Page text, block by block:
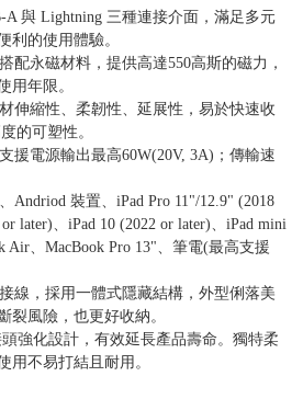
A 與 Lightning 三種連接介面，滿足多元
利的使用體驗。
配永磁材料，提供高達550高斯的磁力，
用年限。
伸縮性、柔韌性、延展性，易於快速收
的可塑性。
援電源輸出最高60W(20V, 3A)；傳輸速
Andriod 裝置、iPad Pro 11"/12.9" (2018
later)、iPad 10 (2022 or later)、iPad mini
Air、MacBook Pro 13"、筆電(最高支援
線，採用一體式隱藏結構，外型俐落美
裂風險，也更好收納。
強化設計，有效延長產品壽命。獨特柔
用不易打結且耐用。